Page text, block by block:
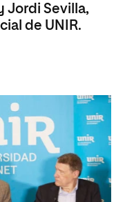
Jordi Sevilla,
de UNIR.